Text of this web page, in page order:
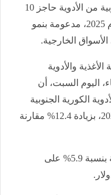
مباشر: تجاوزت صادرات كوريا الجنوبية من الأدوية حاجز 10
مليارات دولار للمرة الأولى خلال عام 2025، مدعومة بنمو
الخارجية.
والأدوية
اليوم السبت، أن
الكورية الجنوبية
بلغت 10.44 مليار دولار خلال عام 2025، بزيادة 12.4% مقارنة
وفي المقابل، ارتفعت واردات الأدوية بنسبة 5.9% على